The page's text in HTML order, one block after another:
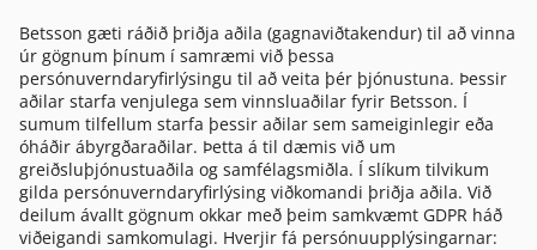
Betsson gæti ráðið þriðja aðila (gagnaviðtakendur) til að vinna
úr gögnum þínum í samræmi við þessa
persónuverndaryfirlýsingu til að veita þér þjónustuna. Þessir
aðilar starfa venjulega sem vinnsluaðilar fyrir Betsson. Í
sumum tilfellum starfa þessir aðilar sem sameiginlegir eða
óháðir ábyrgðaraðilar. Þetta á til dæmis við um
greiðsluþjónustuaðila og samfélagsmiðla. Í slíkum tilvikum
gilda persónuverndaryfirlýsing viðkomandi þriðja aðila. Við
deilum ávallt gögnum okkar með þeim samkvæmt GDPR háð
viðeigandi samkomulagi. Hverjir fá persónuupplýsingarnar: